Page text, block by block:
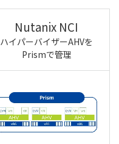
Nutanix NCI
ハイパーバイザーAHVを
Prismで管理